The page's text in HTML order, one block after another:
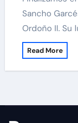
Sancho
Ordoño II. Su
Read More